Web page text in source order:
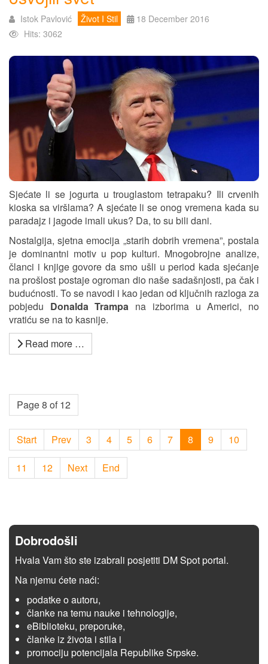
Istok Pavlović Život I Stil
18 December 2016
Hits: 3062
Sjećate li se jogurta u trouglastom tetrapaku? Ili crvenih
kioska sa viršlama? A sjećate li se onog vremena kada su
paradajz i jagode imali ukus? Da, to su bili dani.
Nostalgija, sjetna emocija „starih dobrih vremena”, postala
je dominantni motiv u pop kulturi. Mnogobrojne analize,
članci i knjige govore da smo ušli u period kada sjećanje
na prošlost postaje ogroman dio naše sadašnjosti, pa čak i
budućnosti. To se navodi i kao jedan od ključnih razloga za
pobjedu Donalda Trampa na izborima u Americi, no
vratiću se na to kasnije.
Read more …
Page 8 of 12
Start Prev 3 4 5 6 7 8 9 10
11 12 Next End
Dobrodošli
Hvala Vam što ste izabrali posjetiti DM Spot portal.
Na njemu ćete naći:
podatke o autoru,
članke na temu nauke i tehnologije,
eBiblioteku, preporuke,
članke iz života i stila i
promociju potencijala Republike Srpske.